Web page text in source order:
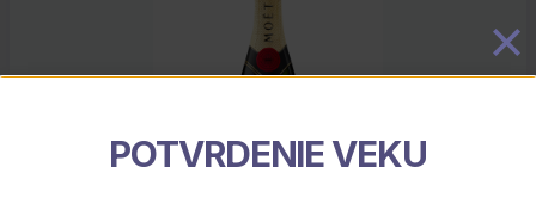
POTVRDENIE VEKU